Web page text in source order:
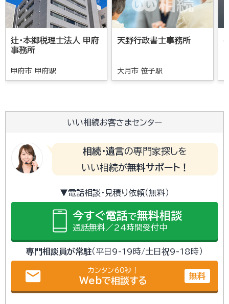
辻・本郷税理士法人 甲府
事務所
甲府市 甲府駅
天野行政書士事務所
大月市 笹子駅
いい相続お客さまセンター
相続・遺言の専門家探しを
いい相続が無料サポート！
▼電話相談・見積り依頼（無料）
今すぐ電話で無料相談
通話無料／24時間受付中
専門相談員が常駐（平日9-19時/土日祝9-18時）
email カンタン60秒！
Webで相談する 無料